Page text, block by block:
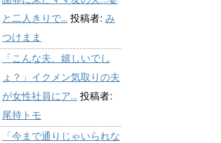
と二人きりで... 投稿者: み
つけまま
「こんな夫、嬉しいでし
ょ？」イクメン気取りの夫
が女性社員にア... 投稿者:
尾持トモ
「今まで通りじゃいられな